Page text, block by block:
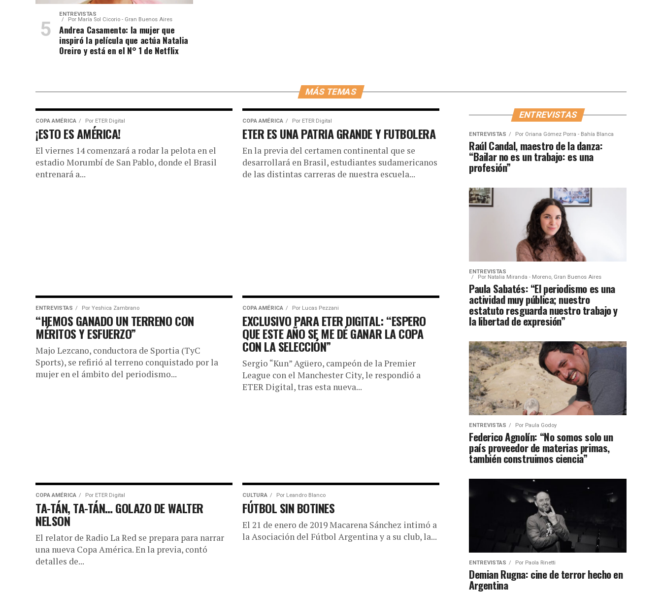
ENTREVISTAS
Por María Sol Cicorio - Gran Buenos Aires
Andrea Casamento: la mujer que
inspiró la película que actúa Natalia
Oreiro y está en el N° 1 de Netflix
MÁS TEMAS
COPA AMÉRICA Por ETER Digital
¡ESTO ES AMÉRICA!
El viernes 14 comenzará a rodar la pelota en el
estadio Morumbí de San Pablo, donde el Brasil
entrenará a...
COPA AMÉRICA Por ETER Digital
ETER ES UNA PATRIA GRANDE Y FUTBOLERA
En la previa del certamen continental que se
desarrollará en Brasil, estudiantes sudamericanos
de las distintas carreras de nuestra escuela...
ENTREVISTAS Por Yeshica Zambrano
“HEMOS GANADO UN TERRENO CON
MÉRITOS Y ESFUERZO”
Majo Lezcano, conductora de Sportia (TyC
Sports), se refirió al terreno conquistado por la
mujer en el ámbito del periodismo...
COPA AMÉRICA Por Lucas Pezzani
EXCLUSIVO PARA ETER DIGITAL: “ESPERO
QUE ESTE AÑO SE ME DÉ GANAR LA COPA
CON LA SELECCIÓN”
Sergio “Kun” Agüero, campeón de la Premier
League con el Manchester City, le respondió a
ETER Digital, tras esta nueva...
COPA AMÉRICA Por ETER Digital
TA-TÁN, TA-TÁN… GOLAZO DE WALTER
NELSON
El relator de Radio La Red se prepara para narrar
una nueva Copa América. En la previa, contó
detalles de...
CULTURA Por Leandro Blanco
FÚTBOL SIN BOTINES
El 21 de enero de 2019 Macarena Sánchez intimó a
la Asociación del Fútbol Argentina y a su club, la...
ENTREVISTAS
ENTREVISTAS Por Oriana Gómez Porra - Bahía Blanca
Raúl Candal, maestro de la danza:
“Bailar no es un trabajo: es una
profesión”
ENTREVISTAS
Por Natalia Miranda - Moreno, Gran Buenos Aires
Paula Sabatés: “El periodismo es una
actividad muy pública; nuestro
estatuto resguarda nuestro trabajo y
la libertad de expresión”
ENTREVISTAS Por Paula Godoy
Federico Agnolín: “No somos solo un
país proveedor de materias primas,
también construimos ciencia”
ENTREVISTAS Por Paola Rinetti
Demian Rugna: cine de terror hecho en
Argentina